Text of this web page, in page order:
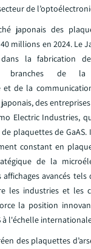
de
japonais des
millions en 2024. Le
la fabrication de
branches de la
et de la
des
Electric Industries,
plaquettes de GaAS.
constant en
de la
avancés tels
les industries et les
la position
à l'échelle
des plaquettes